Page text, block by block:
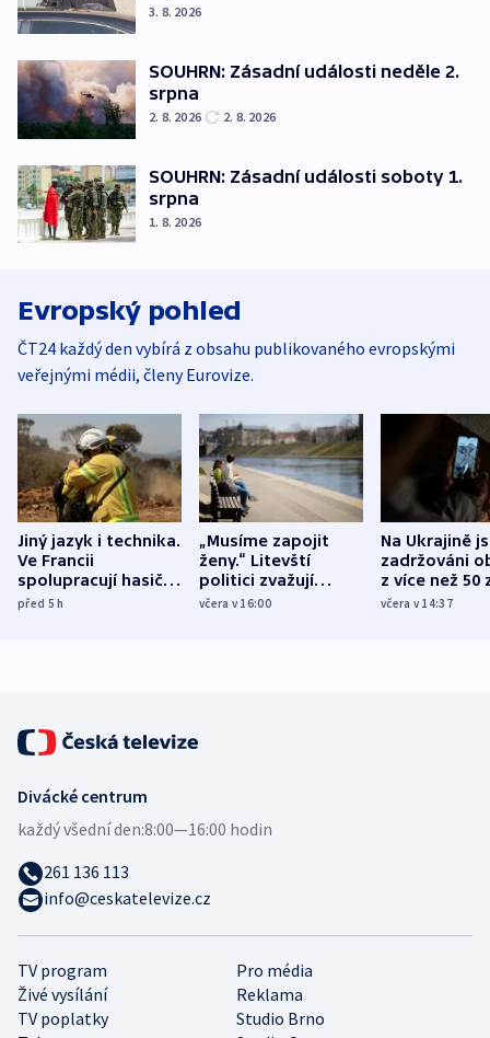
3. 8. 2026
SOUHRN: Zásadní události neděle 2.
srpna
2. 8. 2026 2. 8. 2026
SOUHRN: Zásadní události soboty 1.
srpna
1. 8. 2026
Evropský pohled
ČT24 každý den vybírá z obsahu publikovaného evropskými
veřejnými médii, členy Eurovize.
Jiný jazyk i technika.
Ve Francii
spolupracují hasiči z
různých zemí
před 5h
„Musíme zapojit
ženy.“ Litevští
politici zvažují
dohodu o
včera v 16:00
Na Ukrajině
zadržováni
z více než 50
Bojovali na
včera v 14:37
TV program
Pro média
Živé vysílání
Reklama
TV poplatky
Studio Brno
Divácké centrum
každý všední den:8:00—16:00 hodin
261 136 113
info@ceskatelevize.cz